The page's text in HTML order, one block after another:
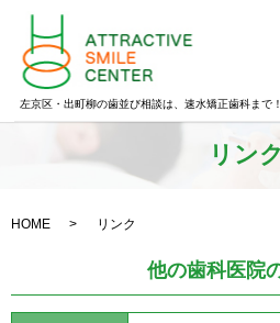
左京区・出町柳の歯並び相談は、速水矯正歯科まで！
リンク
HOME リンク
他の歯科医院